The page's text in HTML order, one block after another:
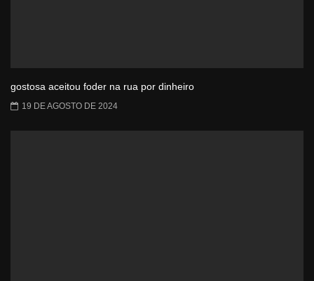
gostosa aceitou foder na rua por dinheiro
19 DE AGOSTO DE 2024